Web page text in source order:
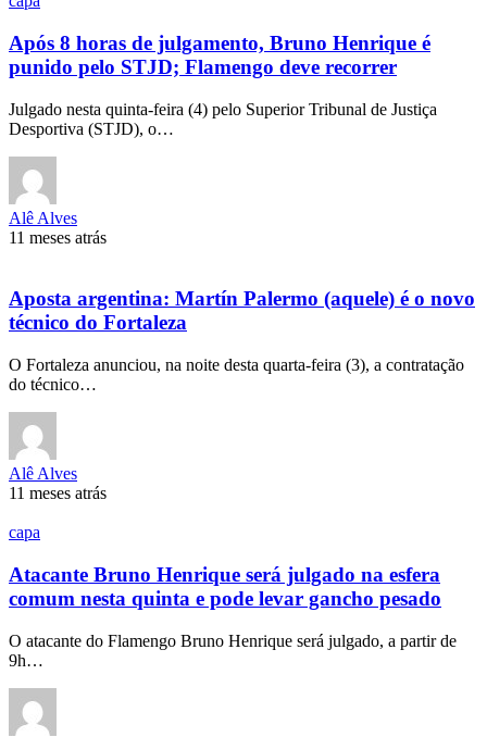
Após 8 horas de julgamento, Bruno Henrique é
punido pelo STJD; Flamengo deve recorrer
Julgado nesta quinta-feira (4) pelo Superior Tribunal de Justiça
Desportiva (STJD), o…
Alê Alves
11 meses atrás
Aposta argentina: Martín Palermo (aquele) é o novo
técnico do Fortaleza
O Fortaleza anunciou, na noite desta quarta-feira (3), a contratação
do técnico…
Alê Alves
11 meses atrás
capa
Atacante Bruno Henrique será julgado na esfera
comum nesta quinta e pode levar gancho pesado
O atacante do Flamengo Bruno Henrique será julgado, a partir de
9h…